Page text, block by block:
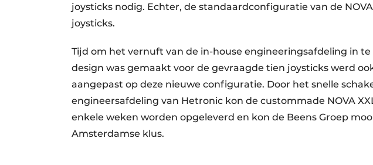
joysticks nodig. Echter, de standaardconfiguratie van de
joysticks.
Tijd om het vernuft van de in-house engineeringsafdeling in
design was gemaakt voor de gevraagde tien joysticks werd
aangepast op deze nieuwe configuratie. Door het snelle
engineersafdeling van Hetronic kon de custommade NOVA
enkele weken worden opgeleverd en kon de Beens Groep
Amsterdamse klus.